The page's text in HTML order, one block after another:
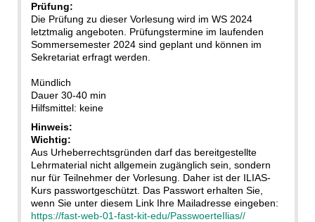
Prüfung:
Die Prüfung zu dieser Vorlesung wird im WS 2024
letztmalig angeboten. Prüfungstermine im laufenden
Sommersemester 2024 sind geplant und können im
Sekretariat erfragt werden.
Mündlich
Dauer 30-40 min
Hilfsmittel: keine
Hinweis:
Wichtig:
Aus Urheberrechtsgründen darf das bereitgestellte
Lehrmaterial nicht allgemein zugänglich sein, sondern
nur für Teilnehmer der Vorlesung. Daher ist der ILIAS-
Kurs passwortgeschützt. Das Passwort erhalten Sie,
wenn Sie unter diesem Link Ihre Mailadresse eingeben:
https://fast-web-01-fast-kit-edu/PasswoerteIlias//